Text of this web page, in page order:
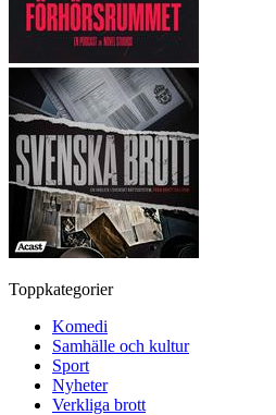
Toppkategorier
Komedi
Samhälle och kultur
Sport
Nyheter
Verkliga brott